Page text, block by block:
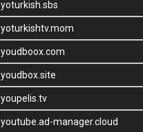
yoturkish.sbs
yoturkishtv.mom
youdboox.com
youdbox.site
youpelis.tv
youtube.ad-manager.cloud